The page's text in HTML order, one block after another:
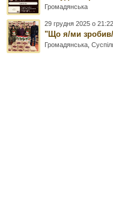
Громадянська
29 грудня 2025 о 21:22
"Що я/ми зробив/
Громадянська ,